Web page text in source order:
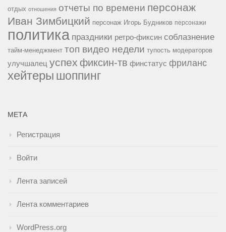
отдых отношения отчеты по времени персонаж
Иван Зимбицкий персонаж Игорь Будников персонажи
политика праздники ретро-фиксин соблазнение
тайм-менеджмент топ видео недели тупость модераторов
улучшалец успех фиксин-тв финстатус фриланс
хейтеры шоппинг
МЕТА
Регистрация
Войти
Лента записей
Лента комментариев
WordPress.org